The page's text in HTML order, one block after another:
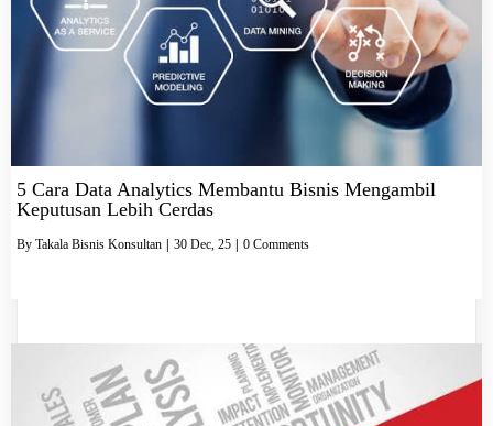
5 Cara Data Analytics Membantu Bisnis Mengambil
Keputusan Lebih Cerdas
By Takala Bisnis Konsultan 30 Dec, 25 0 Comments